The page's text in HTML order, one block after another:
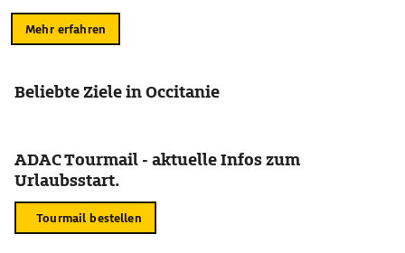
Mehr erfahren
Beliebte Ziele in Occitanie
ADAC Tourmail - aktuelle Infos zum
Urlaubsstart.
Tourmail bestellen